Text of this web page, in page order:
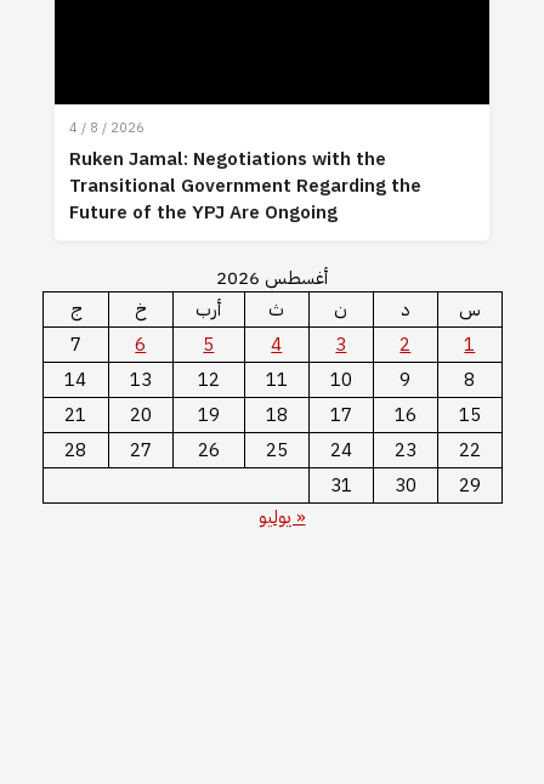
4 / 8 / 2026
Ruken Jamal: Negotiations with the
Transitional Government Regarding the
Future of the YPJ Are Ongoing
أغسطس 2026
س
د ن ث أرب خ
ج
1
2
3
4
5
6
7
8
9
10
11
12
13
14
15
16
17
18
19
20
21
22
23
24
25
26
27
28
29
30
31
« يوليو